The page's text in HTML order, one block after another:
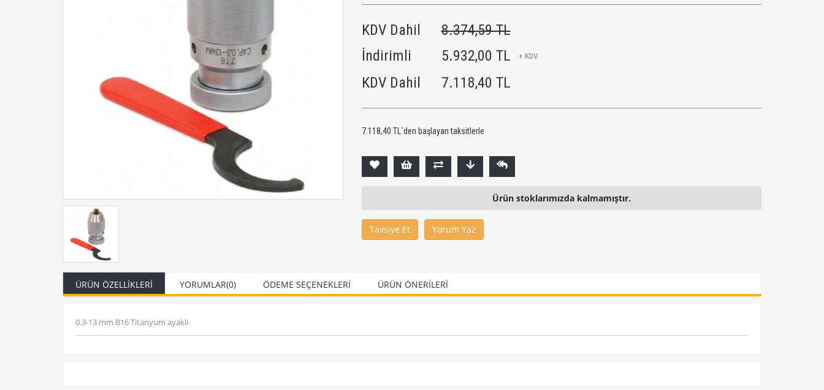
KDV Dahil
8.374,59 TL
İndirimli
5.932,00 TL + KDV
KDV Dahil 7.118,40 TL
7.118,40 TL `den başlayan taksitlerle
Ürün stoklarımızda kalmamıştır.
Tavsiye Et Yorum Yaz
ÜRÜN ÖZELLIKLERI YORUMLAR(0) ÖDEME SEÇENEKLERI ÜRÜN ÖNERILERI
0.3-13 mm B16 Titanyum ayaklı